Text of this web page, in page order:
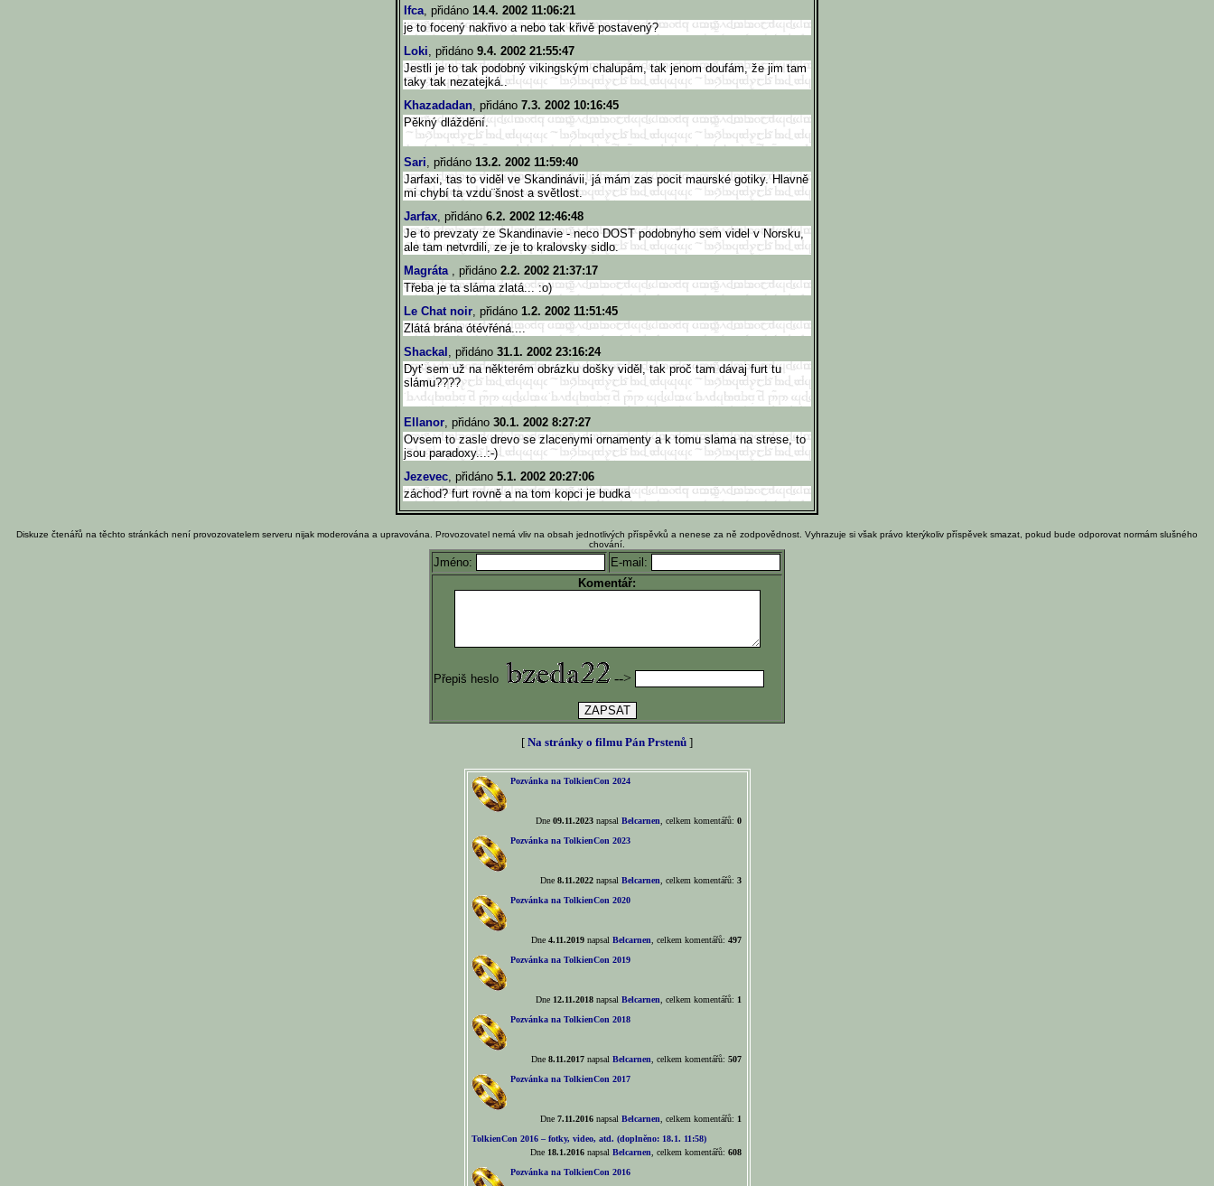
Ifca, přidáno 14.4. 2002 11:06:21
je to focený nakřivo a nebo tak křivě postavený?
Loki, přidáno 9.4. 2002 21:55:47
Jestli je to tak podobný vikingským chalupám, tak jenom doufám, že jim tam
taky tak nezatejká..
Khazadadan, přidáno 7.3. 2002 10:16:45
Pěkný dláždění.
Sari, přidáno 13.2. 2002 11:59:40
Jarfaxi, tas to viděl ve Skandinávii, já mám zas pocit maurské gotiky. Hlavně
mi chybí ta vzdu¨šnost a světlost.
Jarfax, přidáno 6.2. 2002 12:46:48
Je to prevzaty ze Skandinavie - neco DOST podobnyho sem videl v Norsku,
ale tam netvrdili, ze je to kralovsky sidlo.
Magráta , přidáno 2.2. 2002 21:37:17
Třeba je ta sláma zlatá... :o)
Le Chat noir, přidáno 1.2. 2002 11:51:45
Zlátá brána ótévřéná....
Shackal , přidáno 31.1. 2002 23:16:24
Dyť sem už na některém obrázku došky viděl, tak proč tam dávaj furt tu
slámu????
Ellanor, přidáno 30.1. 2002 8:27:27
Ovsem to zasle drevo se zlacenymi ornamenty a k tomu slama na strese, to
jsou paradoxy...:-)
Jezevec, přidáno 5.1. 2002 20:27:06
záchod? furt rovně a na tom kopci je budka
Diskuze čtenářů na těchto stránkách není provozovatelem serveru nijak moderována a upravována. Provozovatel nemá vliv na obsah jednotlivých příspěvků a nenese za ně zodpovědnost. Vyhrazuje si však právo kterýkoliv příspěvek smazat, pokud bude odporovat normám slušného
chování.
Jméno:
E-mail:
Komentář:
Přepiš heslo -->
[ Na stránky o filmu Pán Prstenů ]
Pozvánka na TolkienCon 2024
Dne 09.11.2023napsal Belcarnen , celkem komentářů: 0
Pozvánka na TolkienCon 2023
Dne 8.11.2022napsal Belcarnen , celkem komentářů: 3
Pozvánka na TolkienCon 2020
Dne 4.11.2019napsal Belcarnen , celkem komentářů: 497
Pozvánka na TolkienCon 2019
Dne 12.11.2018napsal Belcarnen , celkem komentářů: 1
Pozvánka na TolkienCon 2018
Dne 8.11.2017napsal Belcarnen , celkem komentářů: 507
Pozvánka na TolkienCon 2017
Dne 7.11.2016napsal Belcarnen , celkem komentářů: 1
TolkienCon 2016 – fotky, video, atd. (doplněno: 18.1. 11:58)
Dne 18.1.2016napsal Belcarnen , celkem komentářů: 608
Pozvánka na TolkienCon 2016